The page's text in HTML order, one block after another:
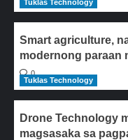
Tuklas Technology
Smart agriculture,
modernong paraan
0
Tuklas Technology
Drone Technology
magsasaka sa